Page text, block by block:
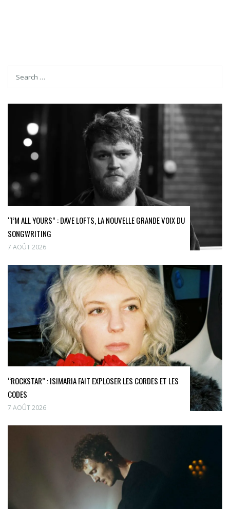
“I’M ALL YOURS” : DAVE LOFTS, LA NOUVELLE GRANDE VOIX DU
SONGWRITING
7 AOÛT 2026
“ROCKSTAR” : ISIMARIA FAIT EXPLOSER LES CORDES ET LES
CODES
7 AOÛT 2026